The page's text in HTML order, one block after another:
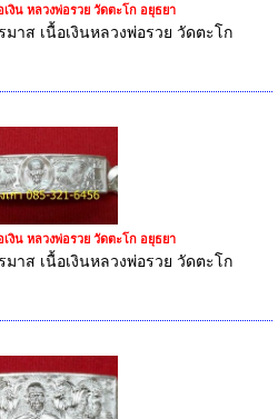
งิน หลวงพ่อรวย วัดตะโก อยุธยา
าส เนื้อเงินหลวงพ่อรวย วัดตะโก
งิน หลวงพ่อรวย วัดตะโก อยุธยา
าส เนื้อเงินหลวงพ่อรวย วัดตะโก